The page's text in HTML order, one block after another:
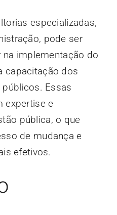
especializadas,
pode ser
na implementação do
capacitação dos
Essas
expertise e
pública, o que
de mudança e
efetivos.